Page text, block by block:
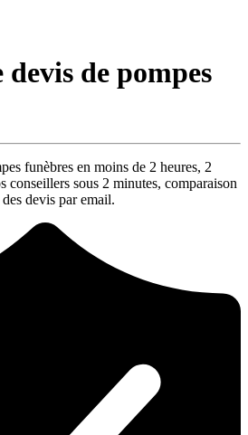
devis de pompes
funèbres en moins de 2 heures, 2
conseillers sous 2 minutes, comparaison
devis par email.